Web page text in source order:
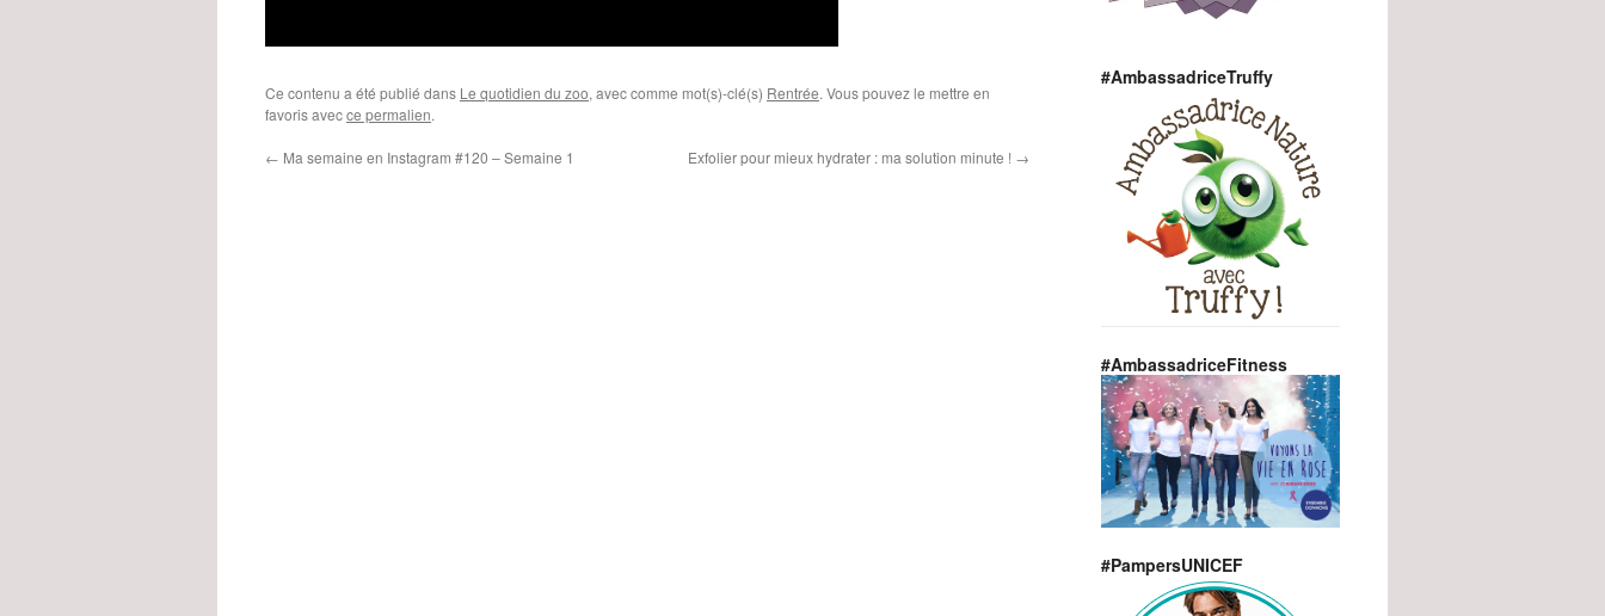
Ce contenu a été publié dans Le quotidien du zoo, avec comme mot(s)-clé(s) Rentrée. Vous pouvez le mettre en
favoris avecce permalien.
← Ma semaine en Instagram #120 – Semaine 1 Exfolier pour mieux hydrater : ma solution minute ! →
#AmbassadriceTruffy
#AmbassadriceFitness
#PampersUNICEF